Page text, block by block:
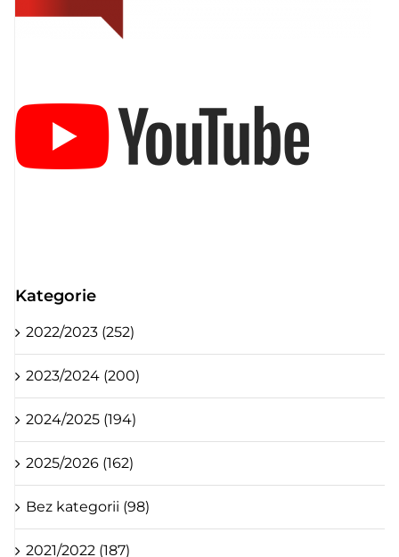
Kategorie
2022/2023 (252)
2023/2024 (200)
2024/2025 (194)
2025/2026 (162)
Bez kategorii (98)
2021/2022 (187)